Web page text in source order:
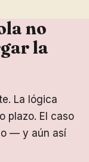
no
la
La lógica
plazo. El caso
— y aún así